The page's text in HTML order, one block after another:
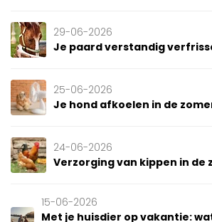
29-06-2026
Je paard verstandig
25-06-2026
Je hond afkoelen in de
24-06-2026
Verzorging van kippen in de
15-06-2026
Met je huisdier op vakantie: